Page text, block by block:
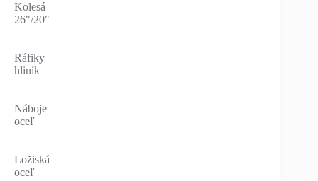
Kolesá
26"/20"
Ráfiky
hliník
Náboje
oceľ
Ložiská
oceľ